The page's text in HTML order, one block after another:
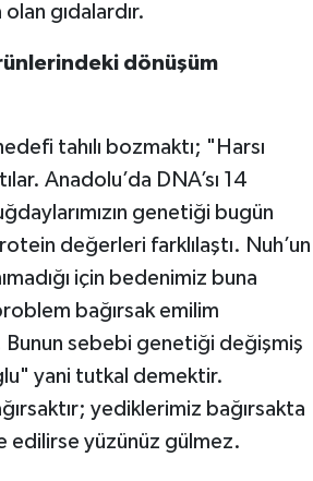
gıdalardır.
dönüşüm
tahılı bozmaktı; "Harsı
Anadolu’da DNA’sı 14
genetiği bugün
değerleri farklılaştı. Nuh’un
için bedenimiz buna
bağırsak emilim
Bunun sebebi genetiği değişmiş
yani tutkal demektir.
yediklerimiz bağırsakta
edilirse yüzünüz gülmez.